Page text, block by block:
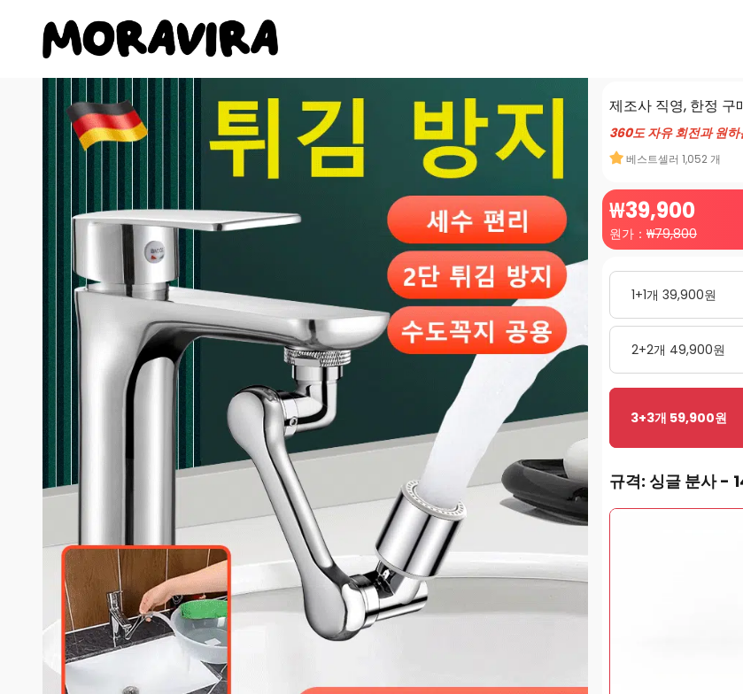
₩39,900
원가： ₩79,800
제조사 직영, 한정 구
360도 자유 회전과 원
베스트셀러 1,052개
1+1개 39,900원
2+2개 49,900원
3+3개 59,900원
규격: 싱글 분사 -